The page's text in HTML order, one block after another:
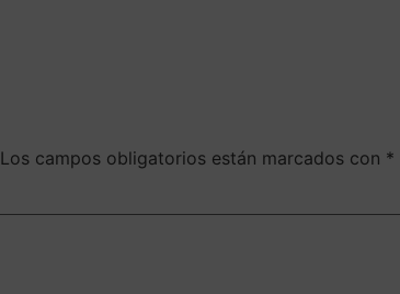
Los campos obligatorios están marcados con *